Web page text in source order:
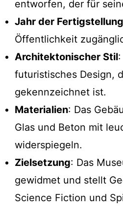
entworfen, der für
Jahr der Fertigstellung
Öffentlichkeit
Architektonischer Stil
futuristisches Design,
gekennzeichnet ist.
Materialien: Das
Glas und Beton mit
widerspiegeln.
Zielsetzung: Das
gewidmet und stellt
Science Fiction und